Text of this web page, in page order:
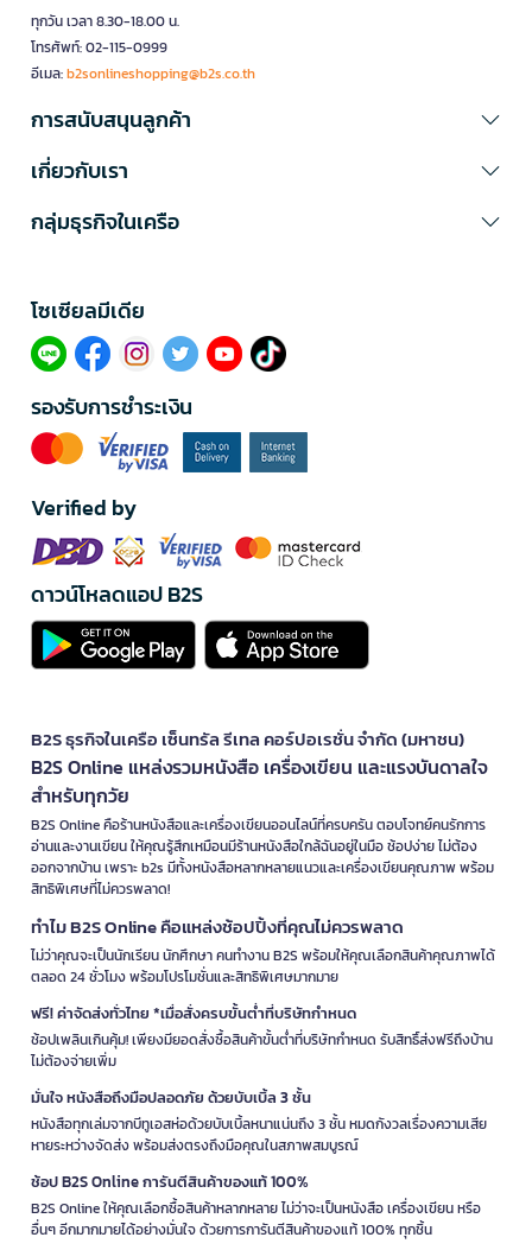
ทุกวัน เวลา 8.30-18.00 น.
โทรศัพท์: 02-115-0999
อีเมล:b2sonlineshopping@b2s.co.th
การสนับสนุนลูกค้า
เกี่ยวกับเรา
กลุ่มธุรกิจในเครือ
โซเซียลมีเดีย​
รองรับการชำระเงิน
Verified by
ดาวน์โหลดแอป B2S
B2S ธุรกิจในเครือ เซ็นทรัล รีเทล คอร์ปอเรชั่น จำกัด (มหาชน)
B2S Online แหล่งรวมหนังสือ เครื่องเขียน และแรงบันดาลใจ
สำหรับทุกวัย
B2S Online คือร้านหนังสือและเครื่องเขียนออนไลน์ที่ครบครัน ตอบโจทย์คนรักการ
อ่านและงานเขียน ให้คุณรู้สึกเหมือนมีร้านหนังสือใกล้ฉันอยู่ในมือ ช้อปง่าย ไม่ต้อง
ออกจากบ้าน เพราะ b2s มีทั้งหนังสือหลากหลายแนวและเครื่องเขียนคุณภาพ พร้อม
สิทธิพิเศษที่ไม่ควรพลาด!
ทำไม B2S Online คือแหล่งช้อปปิ้งที่คุณไม่ควรพลาด
ไม่ว่าคุณจะเป็นนักเรียน นักศึกษา คนทำงาน B2S พร้อมให้คุณเลือกสินค้าคุณภาพได้
ตลอด 24 ชั่วโมง พร้อมโปรโมชั่นและสิทธิพิเศษมากมาย
ฟรี! ค่าจัดส่งทั่วไทย *เมื่อสั่งครบขั้นต่ำที่บริษัทกำหนด
ช้อปเพลินเกินคุ้ม! เพียงมียอดสั่งซื้อสินค้าขั้นต่ำที่บริษัทกำหนด รับสิทธิ์ส่งฟรีถึงบ้าน
ไม่ต้องจ่ายเพิ่ม
มั่นใจ หนังสือถึงมือปลอดภัย ด้วยบับเบิ้ล 3 ชั้น
หนังสือทุกเล่มจากบีทูเอสห่อด้วยบับเบิ้ลหนาแน่นถึง 3 ชั้น หมดกังวลเรื่องความเสีย
หายระหว่างจัดส่ง พร้อมส่งตรงถึงมือคุณในสภาพสมบูรณ์
ช้อป B2S Online การันตีสินค้าของแท้ 100%
B2S Online ให้คุณเลือกซื้อสินค้าหลากหลาย ไม่ว่าจะเป็นหนังสือ เครื่องเขียน หรือ
อื่นๆ อีกมากมายได้อย่างมั่นใจ ด้วยการการันตีสินค้าของแท้ 100% ทุกชิ้น